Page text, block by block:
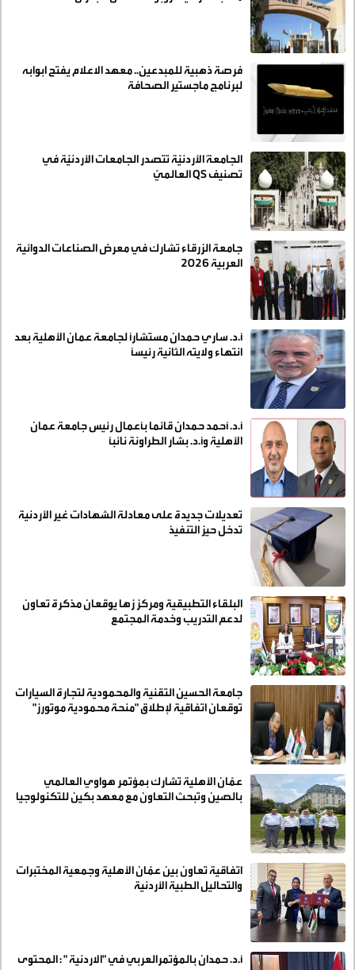
فرصة ذهبية للمبدعين.. معهد الاعلام يفتح ابوابه
لبرنامج ماجستير الصحافة
الجامعةُ الأردنيّة تتصدر الجامعات الأردنيّة في
تصنيف QS العالميّ
جامعة الزرقاء تشارك في معرض الصناعات الدوائية
العربية 2026
أ.د. ساري حمدان مستشاراً لجامعة عمان الأهلية بعد
انتهاء ولايته الثانية رئيساً
أ.د. أحمد حمدان قائما بأعمال رئيس جامعة عمان
الأهلية وأ.د. بشار الطراونة نائباً
تعديلات جديدة على معادلة الشهادات غير الأردنية
تدخل حيز التنفيذ
البلقاء التطبيقية ومركز زها يوقعان مذكرة تعاون
لدعم التدريب وخدمة المجتمع
جامعة الحسين التقنية والمحمودية لتجارة السيارات
توقعان اتفاقية لإطلاق "منحة محمودية موتورز"
عمّان الأهلية تشارك بمؤتمر هواوي العالمي
بالصين وتبحث التعاون مع معهد بكين للتكنولوجيا
اتفاقية تعاون بين عمّان الأهلية وجمعية المختبرات
والتحاليل الطبية الأردنية
أ.د. حمدان بالمؤتمرالعربي في "الاردنية " : المحتوى